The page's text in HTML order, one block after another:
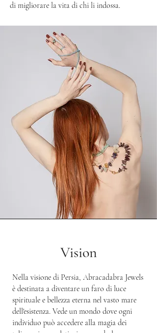
di migliorare la vita di chi li indossa.
Vision
Nella visione di Persia, Abracadabra Jewels
è destinata a diventare un faro di luce
spirituale e bellezza eterna nel vasto mare
dell'esistenza. Vede un mondo dove ogni
individuo può accedere alla magia dei